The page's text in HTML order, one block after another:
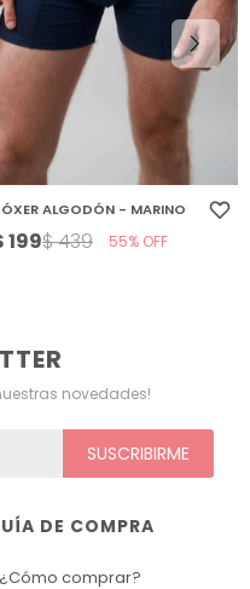
ALGODÓN - MARINO
199$439 55
DE COMPRA
¿Cómo comprar?
novedades!
SUSCRIBIRME